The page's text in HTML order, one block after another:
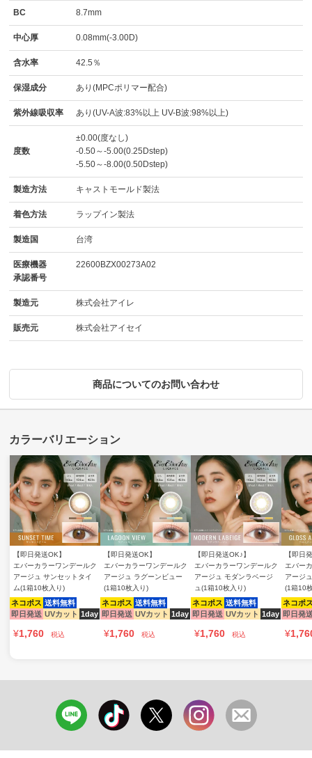
BC 8.7mm
中心厚 0.08mm(-3.00D)
含水率 42.5％
保湿成分 あり(MPCポリマー配合)
紫外線吸収率 あり(UV-A波:83%以上 UV-B波:98%以上)
度数
±0.00(度なし)
-0.50～-5.00(0.25Dstep)
-5.50～-8.00(0.50Dstep)
製造方法 キャストモールド製法
着色方法 ラップイン製法
製造国 台湾
医療機器
承認番号
22600BZX00273A02
製造元 株式会社アイレ
販売元 株式会社アイセイ
商品についてのお問い合わせ
【即日発送OK】
エバーカラーワンデールク
アージュ サンセットタイ
ム(1箱10枚入り)
ネコポス 送料無料
即日発送 UVカット 1day
¥1,760 税込
【即日発送OK】
エバーカラーワンデールク
アージュ ラグーンビュー
(1箱10枚入り)
ネコポス 送料無料
即日発送 UVカット 1day
¥1,760 税込
【即日発送OK♪】
エバーカラーワンデールク
アージュ モダンラベージ
ュ(1箱10枚入り)
ネコポス 送料無料
即日発送 UVカット 1day
¥1,760 税込
【即日
エバー
アージ
(1箱10
ネコポ
即日発
¥